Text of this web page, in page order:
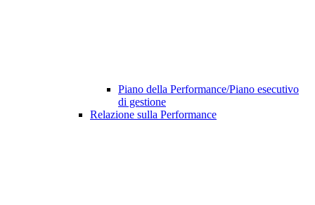
Piano della Performance/Piano esecutivo
di gestione
Relazione sulla Performance